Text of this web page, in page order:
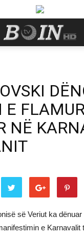
E
NË
së Veriut ka
e Karnavalit